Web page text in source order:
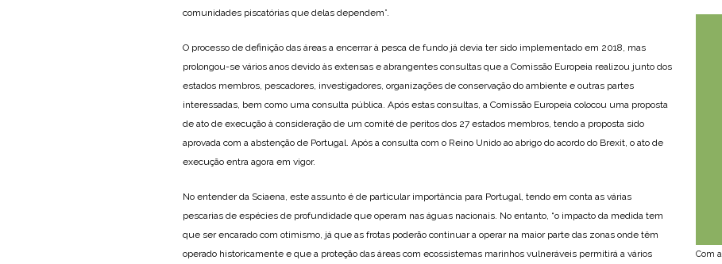
comunidades piscatórias que delas dependem”.
O processo de definição das áreas a encerrar à pesca de fundo já devia ter sido implementado em 2018, mas
prolongou-se vários anos devido às extensas e abrangentes consultas que a Comissão Europeia realizou junto dos
estados membros, pescadores, investigadores, organizações de conservação do ambiente e outras partes
interessadas, bem como uma consulta pública. Após estas consultas, a Comissão Europeia colocou uma proposta
de ato de execução à consideração de um comité de peritos dos 27 estados membros, tendo a proposta sido
aprovada com a abstenção de Portugal. Após a consulta com o Reino Unido ao abrigo do acordo do Brexit, o ato de
execução entra agora em vigor.
No entender da Sciaena, este assunto é de particular importância para Portugal, tendo em conta as várias
pescarias de espécies de profundidade que operam nas águas nacionais. No entanto, “o impacto da medida tem
que ser encarado com otimismo, já que as frotas poderão continuar a operar na maior parte das zonas onde têm
operado historicamente e que a proteção das áreas com ecossistemas marinhos vulneráveis permitirá a vários
Com